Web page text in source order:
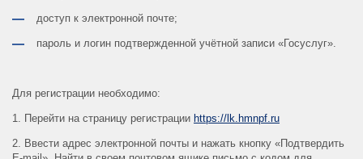
доступ к электронной почте;
пароль и логин подтвержденной учётной записи «Госуслуг».
Для регистрации необходимо:
1. Перейти на страницу регистрации https://lk.hmnpf.ru
2. Ввести адрес электронной почты и нажать кнопку «Подтвердить